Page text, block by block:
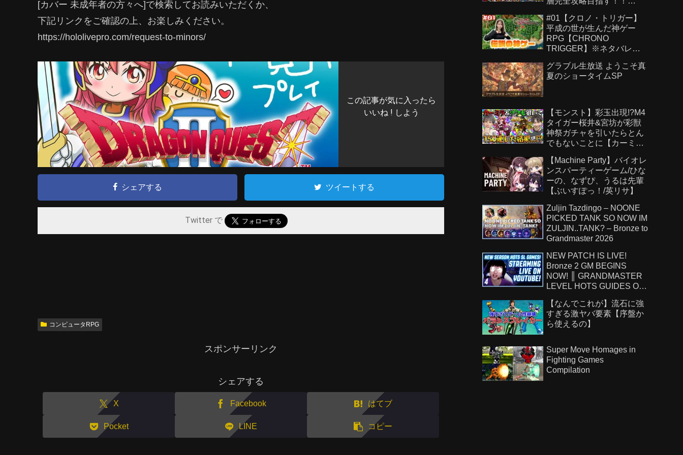
[カバー 未成年者の方々へ]で検索してお読みいただくか、
下記リンクをご確認の上、お楽しみください。
https://hololivepro.com/request-to-minors/
この記事が気に入ったら
いいね ! しよう
シェアする ツイートする
Twitter で
コンピュータRPG
スポンサーリンク
シェアする
X Facebook はてブ
Pocket LINE コピー
#01【クロノ・トリガー】
平成の世が生んだ神ゲー
RPG【CHRONO
TRIGGER】※ネタバレあ
グラブル生放送 ようこそ真
夏のショータイムSP
【モンスト】彩玉出現!?M4
タイガー桜井&宮坊が彩獣
神祭ガチャを引いたらとん
でもないことに【カーミラ/
【Machine Party】バイオレ
ンスパーティーゲーム/ひな
ーの、なずぴ、うるは先輩
【ぶいすぽっ！/英リサ】
Zuljin Tazdingo – NOONE
PICKED TANK SO NOW IM
ZULJIN..TANK? – Bronze to
Grandmaster 2026
NEW PATCH IS LIVE!
Bronze 2 GM BEGINS
NOW! ║ GRANDMASTER
LEVEL HOTS GUIDES ON
【なんでこれが】流石に強
すぎる激ヤバ要素【序盤か
ら使えるの】
Super Move Homages in
Fighting Games
Compilation